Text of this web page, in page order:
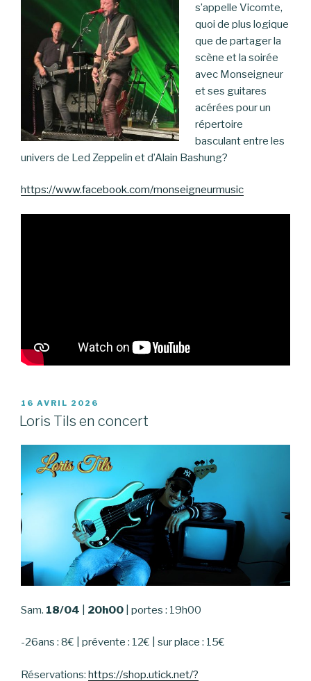
s’appelle Vicomte,
quoi de plus logique
que de partager la
scène et la soirée
avec Monseigneur
et ses guitares
acérées pour un
répertoire
basculant entre les
univers de Led Zeppelin et d’Alain Bashung?
https://www.facebook.com/monseigneurmusic
PUBLIÉ
LE
16 AVRIL 2026
Loris Tils en concert
Sam. 18/04 20h00 | portes : 19h00
-26ans : 8€ | prévente : 12€ | sur place : 15€
Réservations: https://shop.utick.net/?